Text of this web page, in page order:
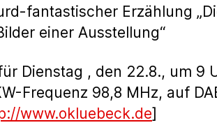
fantastischer Erzählung
einer Ausstellung“
Dienstag , den 22.8., um
Frequenz 98,8 MHz, auf
www.okluebeck.de]